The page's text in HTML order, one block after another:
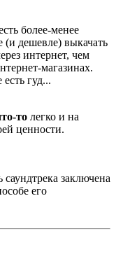
более-менее
дешевле) выкачать
интернет, чем
магазинах.
гуд...
то легко и на
ценности.
заключена
его